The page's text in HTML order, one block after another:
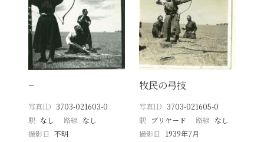
−
写真ID 3703-021603-0
駅 なし 路線 なし
撮影日
不明
牧民の弓技
写真ID 3703-021605-0
駅 ブリヤード 路線 なし
撮影日
1939年7月